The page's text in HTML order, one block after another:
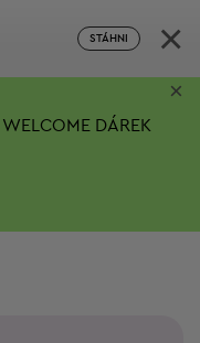
STÁHNI ×
WELCOME DÁREK
×